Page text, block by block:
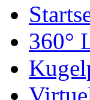
360°